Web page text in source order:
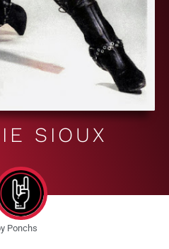
SIOUX
Ponchs